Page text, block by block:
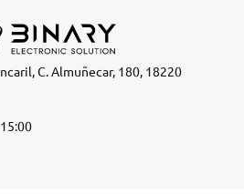
C. Almuñecar, 180, 18220